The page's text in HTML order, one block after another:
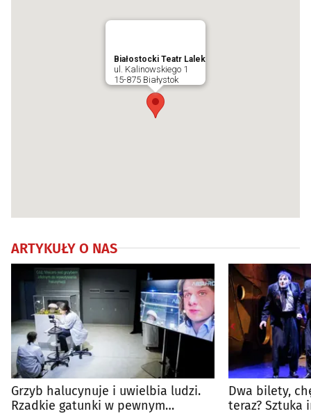
Białostocki Teatr Lalek
ul. Kalinowskiego 1
15-875 Białystok
ARTYKUŁY O NAS
Grzyb halucynuje i uwielbia ludzi.
Rzadkie gatunki w pewnym
Dwa bilety,
teraz? Sztuka